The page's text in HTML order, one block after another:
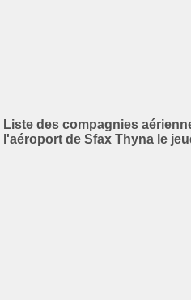
Liste des compagnies
l'aéroport de Sfax Thyna le